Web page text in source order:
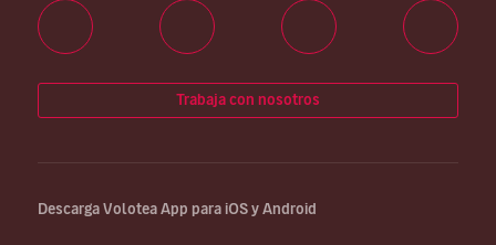
Trabaja con nosotros
Descarga Volotea App para iOS y Android